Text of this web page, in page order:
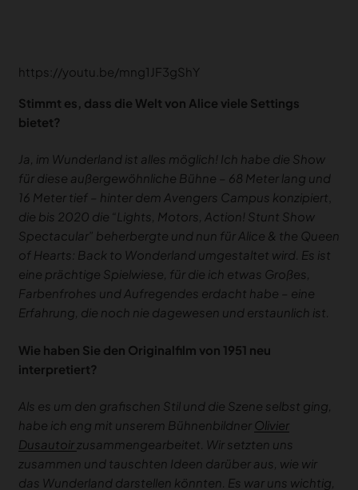
https://youtu.be/mng1JF3gShY
Stimmt es, dass die Welt von Alice viele Settings
bietet?
Ja, im Wunderland ist alles möglich! Ich habe die Show
für diese außergewöhnliche Bühne – 68 Meter lang und
16 Meter tief – hinter dem Avengers Campus konzipiert
die bis 2020 die “Lights, Motors, Action! Stunt Show
Spectacular” beherbergte und nun für Alice & the Queen
of Hearts: Back to Wonderland umgestaltet wird. Es ist
eine prächtige Spielwiese, für die ich etwas Großes,
Farbenfrohes und Aufregendes erdacht habe – eine
Erfahrung, die noch nie dagewesen und erstaunlich ist.
Wie haben Sie den Originalfilm von 1951 neu
interpretiert?
Als es um den grafischen Stil und die Szene selbst ging,
habe ich eng mit unserem Bühnenbildner Olivier
Dusautoir zusammengearbeitet. Wir setzten uns
zusammen und tauschten Ideen darüber aus, wie wir
das Wunderland darstellen könnten. Es war uns wichtig,